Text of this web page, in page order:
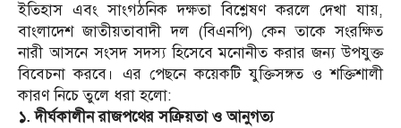
ইতিহাস এবং সাংগঠনিক দক্ষতা বিশ্লেষণ করলে দেখা যায়,
বাংলাদেশ জাতীয়তাবাদী দল (বিএনপি) কেন তাকে সংরক্ষিত
নারী আসনে সংসদ সদস্য হিসেবে মনোনীত করার জন্য উপযুক্ত
বিবেচনা করবে। এর পেছনে কয়েকটি যুক্তিসঙ্গত ও শক্তিশালী
কারণ নিচে তুলে ধরা হলো:
​১. দীর্ঘকালীন রাজপথের সক্রিয়তা ও আনুগত্য